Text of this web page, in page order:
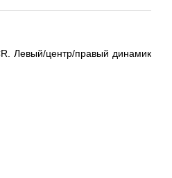
Левый/центр/правый динамик